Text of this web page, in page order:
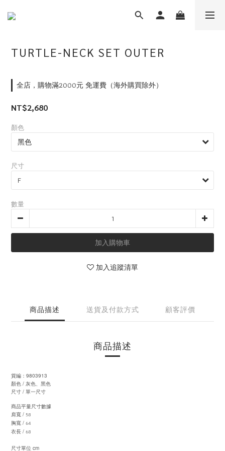
TURTLE-NECK SET OUTER
全店，購物滿2000元 免運費（海外購買除外）
NT$2,680
顏色
尺寸
數量
加入購物車
加入追蹤清單
商品描述 送貨及付款方式 顧客評價
商品描述
貨編： 9803913
顏色 / 灰色、黑色
尺寸 / 單一尺寸
商品平量尺寸數據
肩寬 / 58
胸寬 / 64
衣長 / 68
尺寸單位 cm